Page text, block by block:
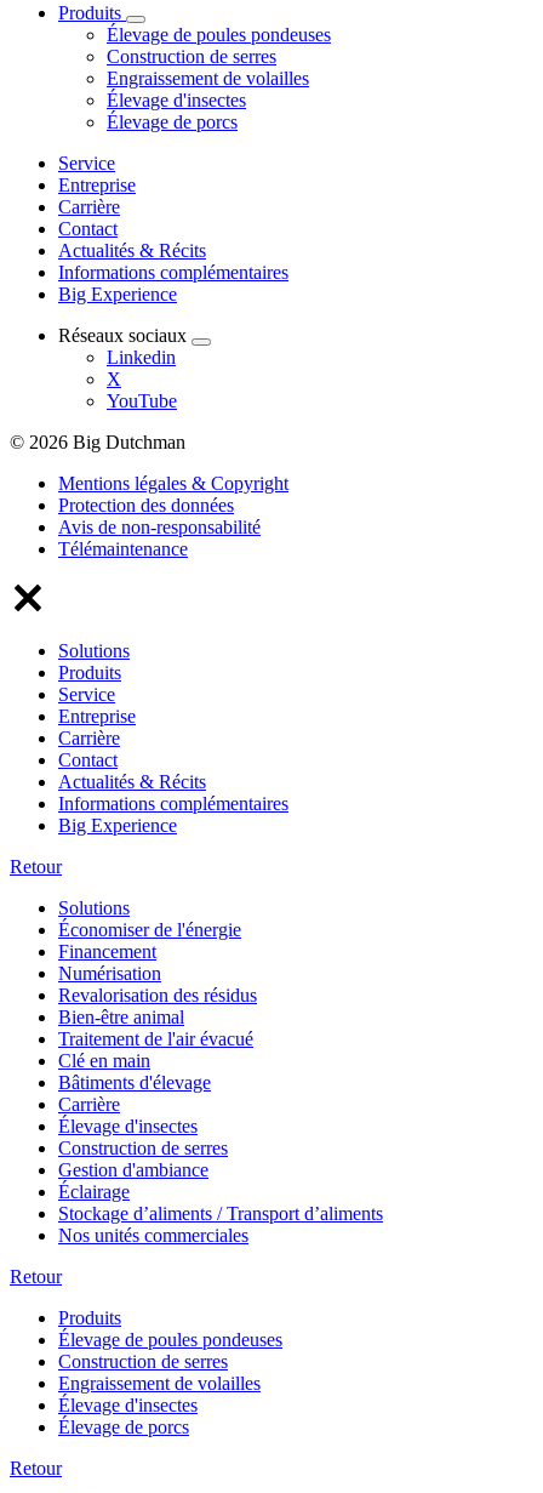
Produits
Élevage de poules pondeuses
Construction de serres
Engraissement de volailles
Élevage d'insectes
Élevage de porcs
Service
Entreprise
Carrière
Contact
Actualités & Récits
Informations complémentaires
Big Experience
Réseaux sociaux
Linkedin
X
YouTube
© 2026 Big Dutchman
Mentions légales & Copyright
Protection des données
Avis de non-responsabilité
Télémaintenance
Solutions
Produits
Service
Entreprise
Carrière
Contact
Actualités & Récits
Informations complémentaires
Big Experience
Retour
Solutions
Économiser de l'énergie
Financement
Numérisation
Revalorisation des résidus
Bien-être animal
Traitement de l'air évacué
Clé en main
Bâtiments d'élevage
Carrière
Élevage d'insectes
Construction de serres
Gestion d'ambiance
Éclairage
Stockage d’aliments / Transport d’aliments
Nos unités commerciales
Retour
Produits
Élevage de poules pondeuses
Construction de serres
Engraissement de volailles
Élevage d'insectes
Élevage de porcs
Retour